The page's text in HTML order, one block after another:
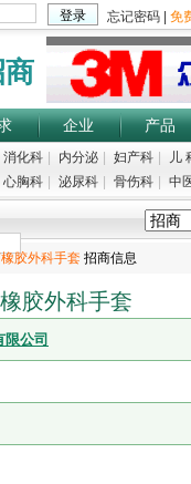
企业 产品
消化科 内分泌 妇产科
儿
心胸科 泌尿科 骨伤科 中
胶外科手套 招商信息
胶外科手套
公司